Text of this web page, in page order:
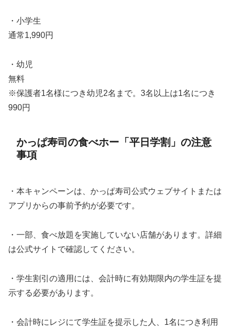
・小学生
通常1,990円
・幼児
無料
※保護者1名様につき幼児2名まで。3名以上は1名につき
990円
かっぱ寿司の食べホー「平日学割」の注意
事項
・本キャンペーンは、かっぱ寿司公式ウェブサイトまたは
アプリからの事前予約が必要です。
・一部、食べ放題を実施していない店舗があります。詳細
は公式サイトで確認してください。
・学生割引の適用には、会計時に有効期限内の学生証を提
示する必要があります。
・会計時にレジにて学生証を提示した人、1名につき利用